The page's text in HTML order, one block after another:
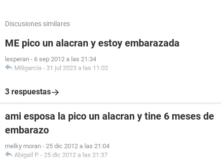
Discusiones similares
ME pico un alacran y estoy embarazada
lesperan - 6 sep 2012 a las 21:34
Miligarcia - 31 jul 2023 a las 11:02
3 respuestas
ami esposa la pico un alacran y tine 6 meses de
embarazo
melky moran - 25 dic 2012 a las 21:04
Abigail P. - 25 dic 2012 a las 21:37